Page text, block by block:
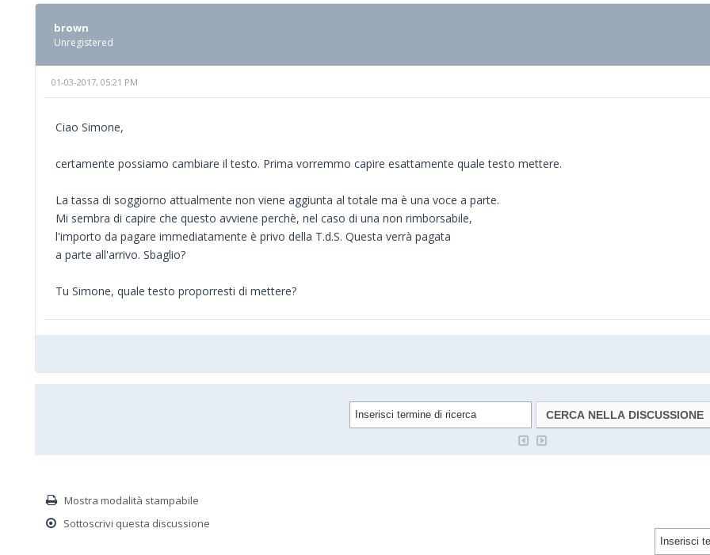
brown
Unregistered
01-03-2017, 05:21 PM
Ciao Simone,
certamente possiamo cambiare il testo. Prima vorremmo capire esattamente quale testo mettere.
La tassa di soggiorno attualmente non viene aggiunta al totale ma è una voce a parte.
Mi sembra di capire che questo avviene perchè, nel caso di una non rimborsabile,
l'importo da pagare immediatamente è privo della T.d.S. Questa verrà pagata
a parte all'arrivo. Sbaglio?
Tu Simone, quale testo proporresti di mettere?
Mostra modalità stampabile
Sottoscrivi questa discussione